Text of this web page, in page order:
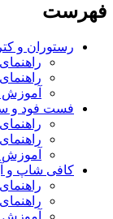
فهرست
رستوران و
آموزش
فست فود و
کافی شاپ و